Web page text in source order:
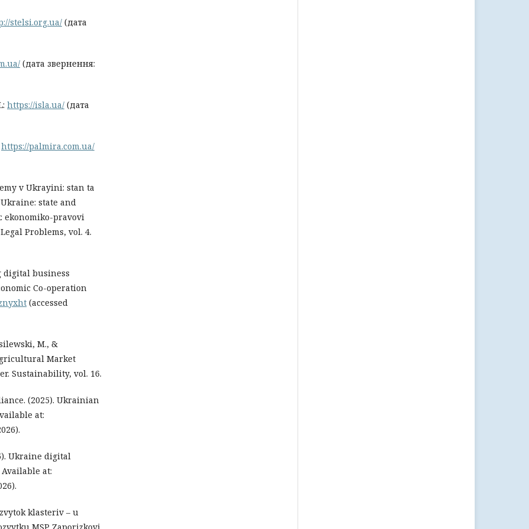
stelsi.org.ua/ (дата
(дата звернення:
https://isla.ua/ (дата
https://palmira.com.ua/
v Ukrayini: stan ta
state and
ekonomiko-pravovi
Problems, vol. 4.
digital business
Co-operation
(accessed
M., &
Market
Sustainability, vol. 16.
(2025). Ukrainian
at:
Ukraine digital
at:
klasteriv – u